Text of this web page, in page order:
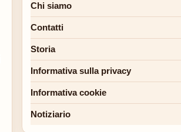
Chi siamo
Contatti
Storia
Informativa sulla privacy
Informativa cookie
Notiziario